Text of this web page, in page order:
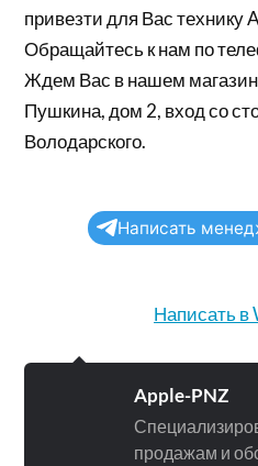
привезти для Вас технику
Обращайтесь к нам по
Ждем Вас в нашем
Пушкина, дом 2, вход со
Володарского.
Написать
Написать в
Apple-PNZ
продажам и